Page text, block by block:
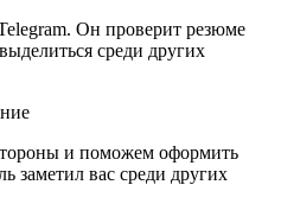
Он проверит резюме
среди других
и поможем оформить
заметил вас среди других